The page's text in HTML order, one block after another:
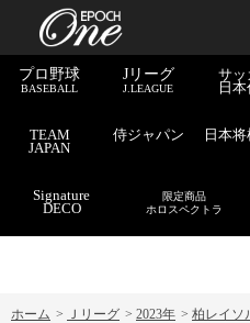
プロ野球
BASEBALL
Jリーグ
J.LEAGUE
サッ
日
TEAM
JAPAN
侍ジャパン 日本
Signature
DECO
限定商品
ホロスペクトラ
ホーム > Ｊリーグ > 2023年 > 柏レイソ